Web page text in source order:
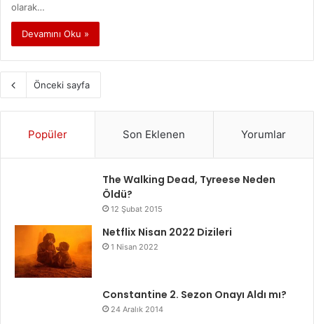
olarak…
Devamını Oku »
Önceki sayfa
Popüler Son Eklenen Yorumlar
The Walking Dead, Tyreese Neden
Öldü?
12 Şubat 2015
Netflix Nisan 2022 Dizileri
1 Nisan 2022
Constantine 2. Sezon Onayı Aldı mı?
24 Aralık 2014